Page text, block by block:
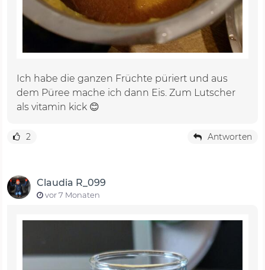
Ich habe die ganzen Früchte püriert und aus
dem Püree mache ich dann Eis. Zum Lutscher
als vitamin kick 😊
2 Antworten
Claudia R_099
vor 7 Monaten